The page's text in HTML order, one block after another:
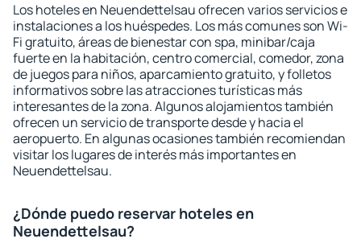
Los hoteles en Neuendettelsau ofrecen varios servicios e
instalaciones a los huéspedes. Los más comunes son Wi-
Fi gratuito, áreas de bienestar con spa, minibar/caja
fuerte en la habitación, centro comercial, comedor, zona
de juegos para niños, aparcamiento gratuito, y folletos
informativos sobre las atracciones turísticas más
interesantes de la zona. Algunos alojamientos también
ofrecen un servicio de transporte desde y hacia el
aeropuerto. En algunas ocasiones también recomiendan
visitar los lugares de interés más importantes en
Neuendettelsau.
¿Dónde puedo reservar hoteles en
Neuendettelsau?